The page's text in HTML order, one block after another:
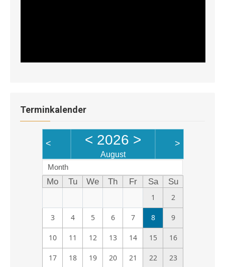
Terminkalender
< < 2026 >
August
>
Month
Mo Tu We Th Fr Sa
Su
1
2
3 4 5 6 7 8 9
10 11 12 13 14 15 16
17 18 19 20 21 22 23